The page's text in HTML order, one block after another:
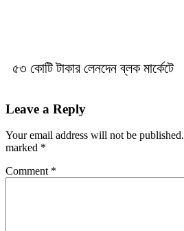
৫৩ কোটি টাকার লেনদেন ব্লক মার্কেটে
Leave a Reply
Your email address will not be published.
marked *
Comment *